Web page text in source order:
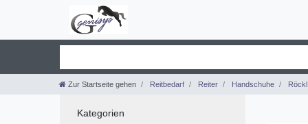
Zur Startseite gehen Reitbedarf Reiter Handschuhe Röckl
Kategorien